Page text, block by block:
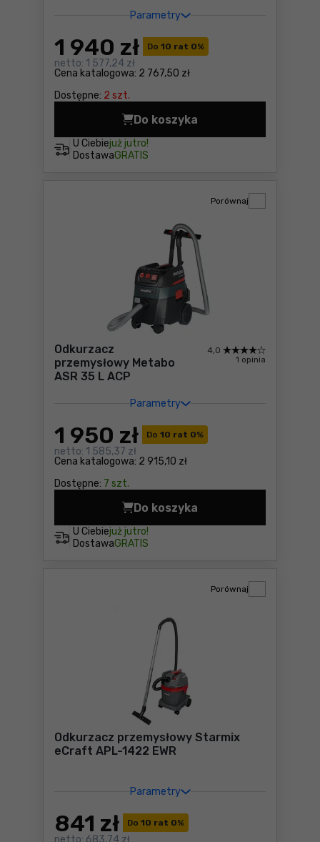
Parametry
Do 10 rat 0%
Cena katalogowa: 2 767,50 zł
1 940 zł
netto: 1 577,24 zł
Dostępne: 2 szt.
U Ciebiejuż jutro!
DostawaGRATIS
Do koszyka
Odkurzacz przemysłowy
Odkurzacz
przemysłowy Metabo
ASR 35 L ACP
Parametry
4,0
1 opinia
Do 10 rat 0%
Cena katalogowa: 2 915,10 zł
1 950 zł
netto: 1 585,37 zł
Dostępne: 7 szt.
Porównaj
U Ciebiejuż jutro!
DostawaGRATIS
Do koszyka
Odkurzacz przemysłowy
Odkurzacz przemysłowy Starmix
eCraft APL-1422 EWR
Parametry
Do 10 rat 0%
841 zł
netto: 683,74 zł
Porównaj